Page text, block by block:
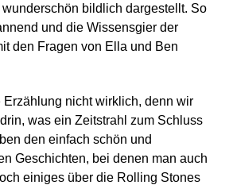
bildlich dargestellt. So
und die Wissensgier der
den Fragen von Ella und Ben
Erzählung nicht wirklich, denn wir
was ein Zeitstrahl zum Schluss
den einfach schön und
Geschichten, bei denen man auch
einiges über die Rolling Stones